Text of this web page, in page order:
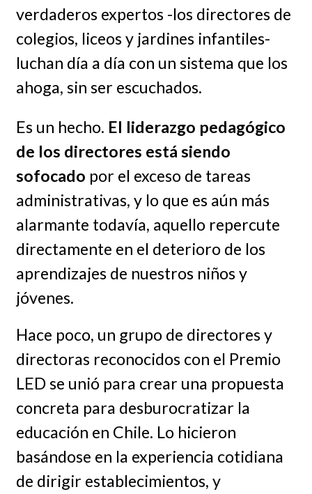
verdaderos expertos -los directores de
colegios, liceos y jardines infantiles-
luchan día a día con un sistema que los
ahoga, sin ser escuchados.
Es un hecho. El liderazgo pedagógico
de los directores está siendo
sofocado por el exceso de tareas
administrativas, y lo que es aún más
alarmante todavía, aquello repercute
directamente en el deterioro de los
aprendizajes de nuestros niños y
jóvenes.
Hace poco, un grupo de directores y
directoras reconocidos con el Premio
LED se unió para crear una propuesta
concreta para desburocratizar la
educación en Chile. Lo hicieron
basándose en la experiencia cotidiana
de dirigir establecimientos, y